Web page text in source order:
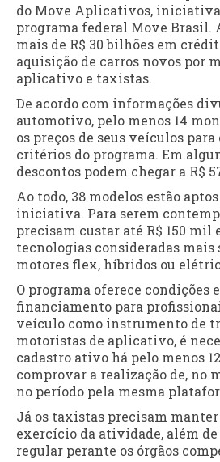
do Move Aplicativos,
programa federal Move Brasil.
mais de R$ 30 bilhões em
aquisição de carros novos por
aplicativo e taxistas.
De acordo com informações
automotivo, pelo menos 14
os preços de seus veículos
critérios do programa. Em
descontos podem chegar a R$
Ao todo, 38 modelos estão
iniciativa. Para serem
precisam custar até R$ 150
tecnologias consideradas mais
motores flex, híbridos ou
O programa oferece condições
financiamento para
veículo como instrumento de
motoristas de aplicativo, é
cadastro ativo há pelo menos
comprovar a realização de, no
no período pela mesma
Já os taxistas precisam
exercício da atividade, além
regular perante os órgãos